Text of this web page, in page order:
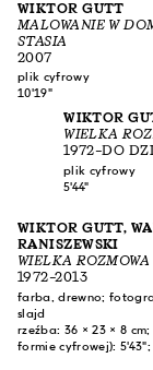
WIKTOR GUTT
MALOWANIE W
STASIA
2007
plik cyfrowy
10'19"
WIKTOR
WIELKA
1972–DO
plik cyfrowy
5'44"
WIKTOR GUTT,
RANISZEWSKI
WIELKA ROZMOWA
1972–2013
farba, drewno;
slajd
rzeźba: 36 × 23 × 8
formie cyfrowej): 5'43";